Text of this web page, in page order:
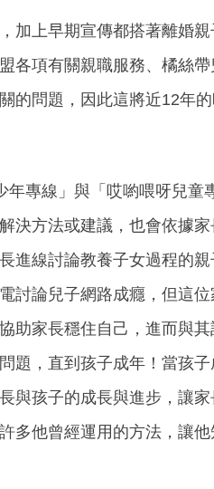
加上早期宣傳都搭著離婚
各項有關親職服務、橘絲
的問題，因此這將近12年
專線」與「哎喲喂呀兒
決方法或建議，也會依據
進線討論教養子女過程的
討論兒子網路成癮，但這
助家長穩住自己，進而與
題，直到孩子成年！當孩
與孩子的成長與進步，讓
多他曾經運用的方法，讓